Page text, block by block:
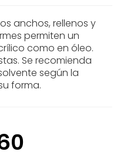
anchos, rellenos y
permiten un
como en óleo.
Se recomienda
según la
forma.